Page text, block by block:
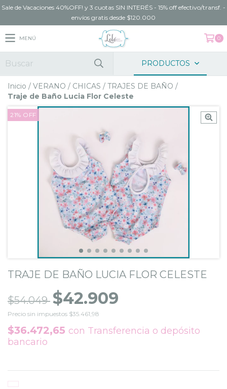
Sale de Vacaciones 40%OFF! y 3 cuotas SIN INTERÉS - 15% off efectivo/transf. -
envíos gratis desde $120.000
MENÚ 0
PRODUCTOS
Inicio / VERANO / CHICAS / TRAJES DE BAÑO /
Traje de Baño Lucia Flor Celeste
21% OFF
TRAJE DE BAÑO LUCIA FLOR CELESTE
$54.049 $42.909
Precio sin impuestos $35.461,98
$36.472,65 con Transferencia o depósito
bancario